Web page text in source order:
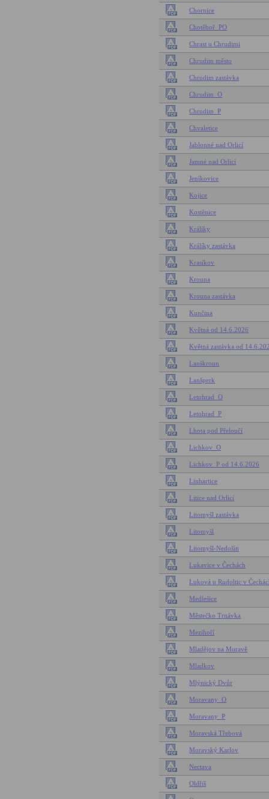
Chornice
Chotěboř_PO
Chrast u Chrudimi
Chrudim město
Chrudim zastávka
Chrudim_O
Chrudim_P
Chvaletice
Jablonné nad Orlicí
Jamné nad Orlicí
Jeníkovice
Kojice
Kostěnice
Králíky
Králíky zastávka
Krasíkov
Krouna
Krouna zastávka
Kunčina
Květná od 14.6.2026
Květná zastávka od
Lanškroun
Lanšperk
Letohrad_O
Letohrad_P
Lhota pod Přeloučí
Lichkov_O
Lichkov_P od 14.6.2026
Linhartice
Litice nad Orlicí
Litomyšl zastávka
Litomyšl
Litomyšl-Nedošín
Lukavice v Čechách
Luková u Rudoltic v
Medlešice
Městečko Trnávka
Mezihoří
Mladějov na Moravě
Mladkov
Mlýnický Dvůr
Moravany_O
Moravany_P
Moravská Třebová
Moravský Karlov
Nectava
Oldřiš